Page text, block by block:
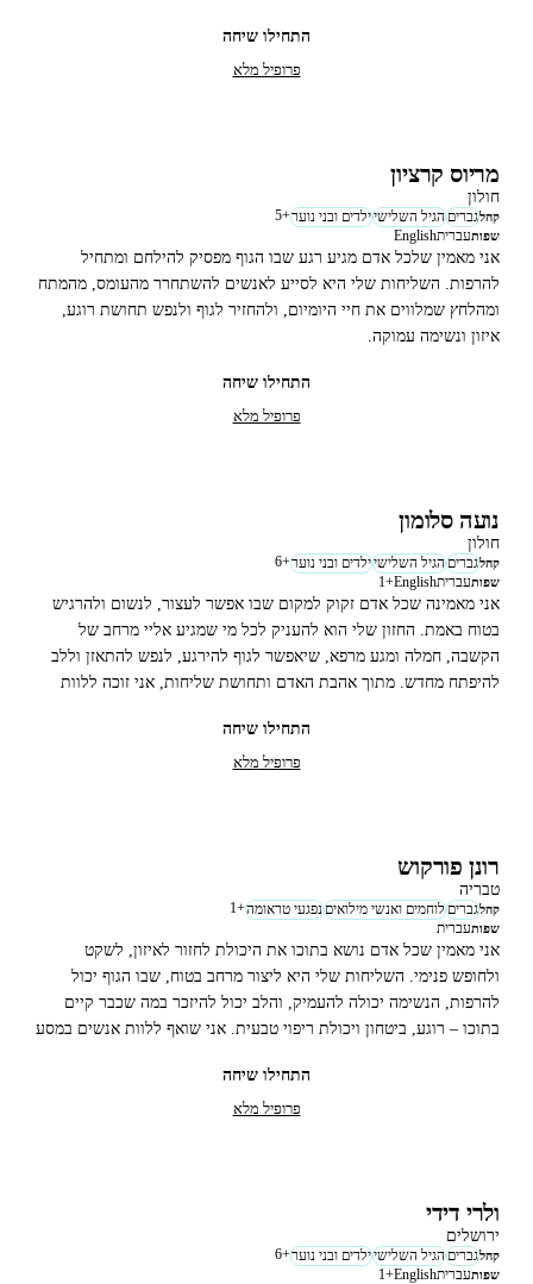
יזכו לחוות רוגע, תקווה ואיכות חיים טובה יותר.
התחילו שיחה
פרופיל מלא
מריוס קרציון
חולון
קהלגבריםהגיל השלישיילדים ובני נוער+
5
שפותעבריתEnglish
אני מאמין שלכל אדם מגיע רגע שבו הגוף מפסיק להילחם ומתחיל
להרפות. השליחות שלי היא לסייע לאנשים להשתחרר מהעומס, מהמתח
ומהלחץ שמלווים את חיי היומיום, ולהחזיר לגוף ולנפש תחושת רוגע,
איזון ונשימה עמוקה.
התחילו שיחה
פרופיל מלא
נועה סלומון
חולון
קהלגבריםהגיל השלישיילדים ובני נוער+
6
שפותעבריתEnglish
+
1
אני מאמינה שכל אדם זקוק למקום שבו אפשר לעצור, לנשום ולהרגיש
בטוח באמת. החזון שלי הוא להעניק לכל מי שמגיע אליי מרחב של
הקשבה, חמלה ומגע מרפא, שיאפשר לגוף להירגע, לנפש להתאזן וללב
להיפתח מחדש. מתוך אהבת האדם ותחושת שליחות, אני זוכה ללוות
התחילו שיחה
פרופיל מלא
רונן פורקוש
טבריה
קהלגבריםלוחמים ואנשי מילואיםנפגעי טראומה+
1
שפותעברית
אני מאמין שכל אדם נושא בתוכו את היכולת לחזור לאיזון, לשקט
ולחופש פנימי. השליחות שלי היא ליצור מרחב בטוח, שבו הגוף יכול
להרפות, הנשימה יכולה להעמיק, והלב יכול להיזכר במה שכבר קיים
בתוכו – רוגע, ביטחון ויכולת ריפוי טבעית. אני שואף ללוות אנשים במסע
התחילו שיחה
פרופיל מלא
ולרי דידי
ירושלים
קהלגבריםהגיל השלישיילדים ובני נוער+
6
שפותעבריתEnglish
+
1